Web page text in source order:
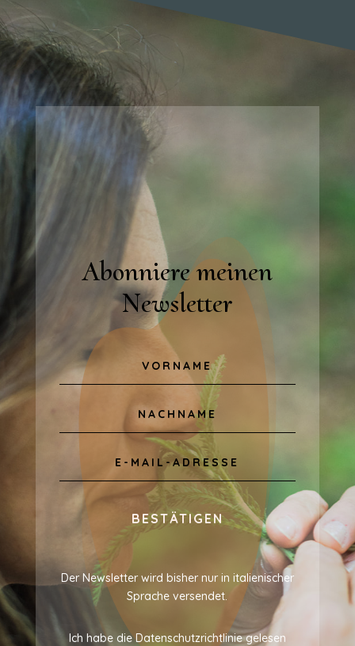
Abonniere meinen
Newsletter
BESTÄTIGEN
Der Newsletter wird bisher nur in italienischer
Sprache versendet.
Ich habe die Datenschutzrichtlinie gelesen